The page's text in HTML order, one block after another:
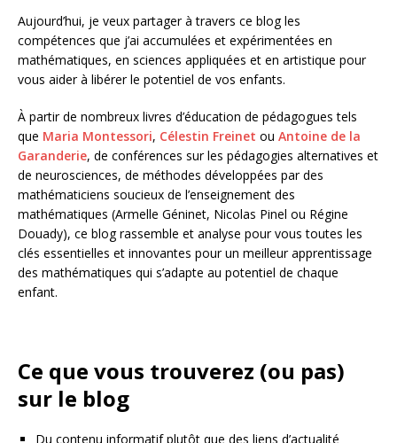
Aujourd’hui, je veux partager à travers ce blog les
compétences que j’ai accumulées et expérimentées en
mathématiques, en sciences appliquées et en artistique pour
vous aider à libérer le potentiel de vos enfants.
À partir de nombreux livres d’éducation de pédagogues tels
que Maria Montessori, Célestin Freinet ou Antoine de la
Garanderie, de conférences sur les pédagogies alternatives et
de neurosciences, de méthodes développées par des
mathématiciens soucieux de l’enseignement des
mathématiques (Armelle Géninet, Nicolas Pinel ou Régine
Douady), ce blog rassemble et analyse pour vous toutes les
clés essentielles et innovantes pour un meilleur apprentissage
des mathématiques qui s’adapte au potentiel de chaque
enfant.
Ce que vous trouverez (ou pas)
sur le blog
Du contenu informatif plutôt que des liens d’actualité